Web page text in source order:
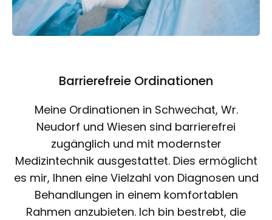
Barrierefreie Ordinationen
Meine Ordinationen in Schwechat, Wr.
Neudorf und Wiesen sind barrierefrei
zugänglich und mit modernster
Medizintechnik ausgestattet. Dies ermöglicht
es mir, Ihnen eine Vielzahl von Diagnosen und
Behandlungen in einem komfortablen
Rahmen anzubieten. Ich bin bestrebt, die